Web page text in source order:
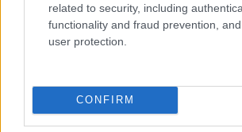
related to security, including
functionality and fraud prevention,
user protection.
CONFIRM
Ako upiecť
Talianska
Ako pestovať paradajky